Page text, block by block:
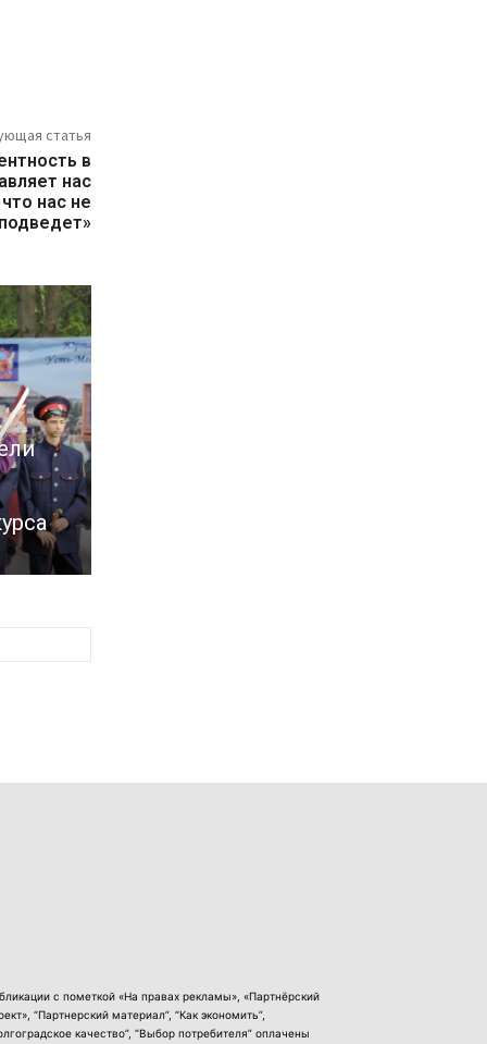
статья
в
нас
нас не
с пометкой «На правах рекламы», «Партнёрский
“Партнерский материал”, “Как экономить”,
качество”, “Выбор потребителя” оплачены